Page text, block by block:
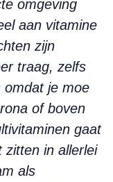
omgeving
aan vitamine
zijn
traag, zelfs
omdat je moe
of boven
gaat
zitten in allerlei
als